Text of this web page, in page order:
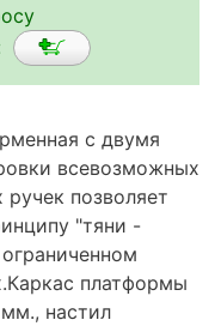
с двумя
всевозможных
позволяет
"тяни -
платформы
настил